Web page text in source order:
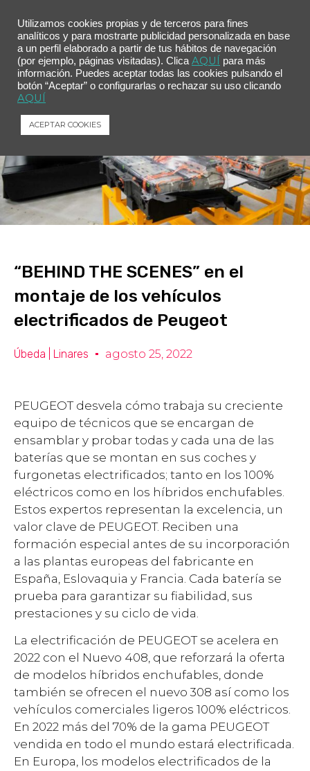
“BEHIND THE SCENES” en el
montaje de los vehículos
electrificados de Peugeot
Úbeda | Linares agosto 25, 2022
PEUGEOT desvela cómo trabaja su creciente
equipo de técnicos que se encargan de
ensamblar y probar todas y cada una de las
baterías que se montan en sus coches y
furgonetas electrificados; tanto en los 100%
eléctricos como en los híbridos enchufables.
Estos expertos representan la excelencia, un
valor clave de PEUGEOT. Reciben una
formación especial antes de su incorporación
a las plantas europeas del fabricante en
España, Eslovaquia y Francia. Cada batería se
prueba para garantizar su fiabilidad, sus
prestaciones y su ciclo de vida.
La electrificación de PEUGEOT se acelera en
2022 con el Nuevo 408, que reforzará la oferta
de modelos híbridos enchufables, donde
también se ofrecen el nuevo 308 así como los
vehículos comerciales ligeros 100% eléctricos.
En 2022 más del 70% de la gama PEUGEOT
vendida en todo el mundo estará electrificada.
En Europa, los modelos electrificados de la
Utilizamos cookies propias y de terceros para fines
analíticos y para mostrarte publicidad personalizada en base
a un perfil elaborado a partir de tus hábitos de navegación
(por ejemplo, páginas visitadas). Clica AQUÍ para más
información. Puedes aceptar todas las cookies pulsando el
botón “Aceptar” o configurarlas o rechazar su uso clicando
AQUÍ
ACEPTAR COOKIES